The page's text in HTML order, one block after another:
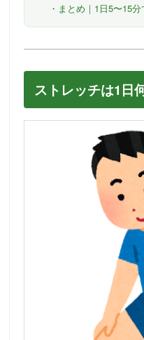
・まとめ｜1日5〜15
ストレッチは1日